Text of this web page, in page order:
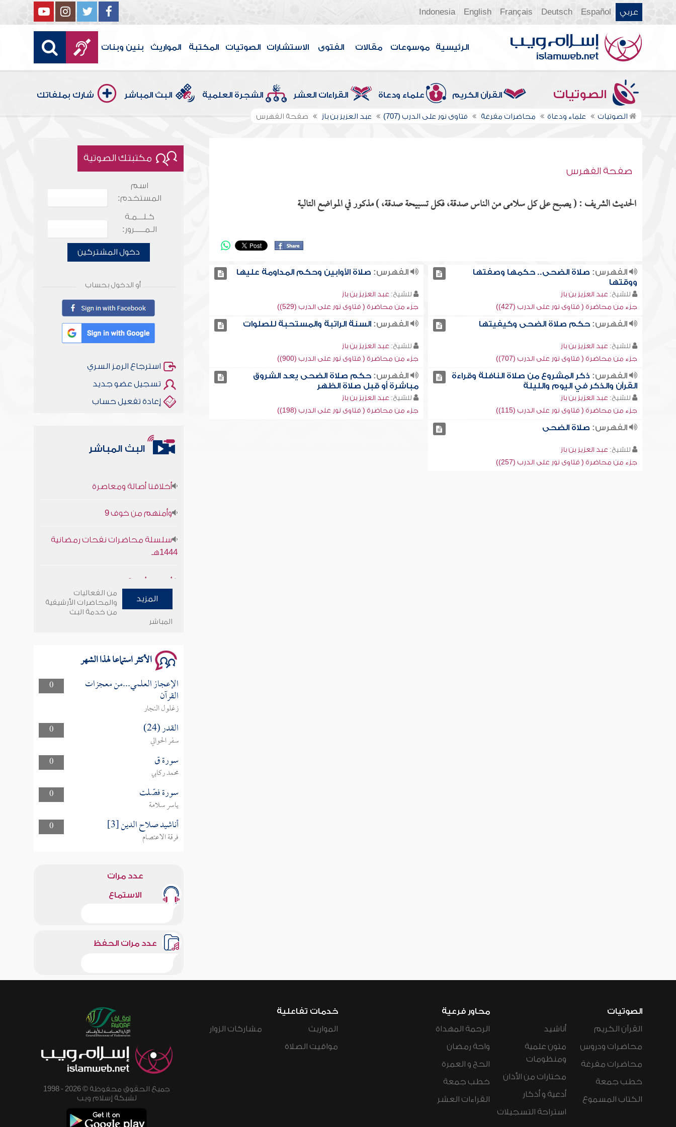
عربي Español
Deutsch
Français
English
Indonesia
الرئيسية موسوعات مقالات الفتوى الاستشارات الصوتيات المكتبة المواريث بنين وبنات
الصوتيات القرآن الكريم علماء ودعاة القراءات العشر الشجرة العلمية البث المباشر شارك بملفاتك
الصوتيات علماء ودعاة محاضرات مفرغة فتاوى نور على الدرب (707) عبد العزيز بن باز صفحة الفهرس
صفحة الفهرس
الحديث الشريف : ( يصبح على كل سلامى من الناس صدقة، فكل تسبيحة صدقة، ) مذكور في المواضع التالية
الفهرس: صلاة الضحى.. حكمها وصفتها
ووقتها
للشيخ: عبد العزيز بن باز
جزء من محاضرة ( فتاوى نور على الدرب (427))
الفهرس: صلاة الأوابين وحكم المداومة عليها
للشيخ: عبد العزيز بن باز
جزء من محاضرة ( فتاوى نور على الدرب (529))
الفهرس:حكم صلاة الضحى وكيفيتها
للشيخ: عبد العزيز بن باز
جزء من محاضرة ( فتاوى نور على الدرب (707))
الفهرس: السنة الراتبة والمستحبة للصلوات
للشيخ: عبد العزيز بن باز
جزء من محاضرة ( فتاوى نور على الدرب (900))
الفهرس: ذكر المشروع من صلاة النافلة وقراءة
القرآن والذكر في اليوم والليلة
للشيخ: عبد العزيز بن باز
جزء من محاضرة ( فتاوى نور على الدرب (115))
الفهرس: حكم صلاة الضحى يعد الشروق
مباشرة أو قبل صلاة الظهر
للشيخ: عبد العزيز بن باز
جزء من محاضرة ( فتاوى نور على الدرب (198))
الفهرس: صلاة الضحى
للشيخ: عبد العزيز بن باز
جزء من محاضرة ( فتاوى نور على الدرب (257))
مكتبتك الصوتية
اسم
المستخدم:
كـلـــمـة
الـمـــــرور:
دخول المشتركين
أو الدخول بحساب
استرجاع الرمز السري
تسجيل عضو جديد
إعادة تفعيل حساب
البث المباشر
1444هـ
وأمنهم من خوف 9
سلسلة محاضرات نفحات رمضانية
المزيد
من الفعاليات
والمحاضرات الأرشيفية
من خدمة البث
المباشر
الأكثر استماعا لهذا الشهر
0 الإعجاز العلمي...من معجزات
القرآن
زغلول النجار
0
القدر (24)
سفر الحوالي
0
سورة ق
محمد ركابي
0
سورة فصّلت
ياسر سلامة
0
أناشيد صلاح الدين [3]
فرقة الاعتصام
عدد مرات
الاستماع
عدد مرات الحفظ
الصوتيات
القرآن الكريم
محاضرات ودروس
محاضرات مفرغة
خطب جمعة
الكتاب المسموع
أناشيد
متون علمية
ومنظومات
مختارات من الأذان
أدعية و أذكار
استراحة التسجيلات
محاور فرعية
الرحمة المهداة
واحة رمضان
الحج و العمرة
خطب جمعة
القراءات العشر
خدمات تفاعلية
المواريث
مواقيت الصلاة
مشاركات الزوار
جميع الحقوق محفوظة © 2026 - 1998
لشبكة إسلام ويب